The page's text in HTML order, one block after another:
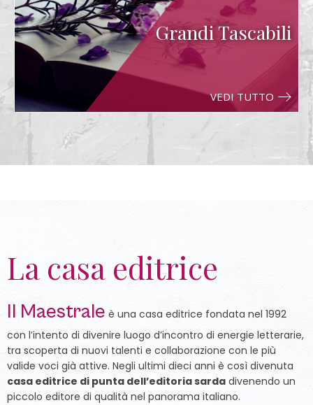
Grandi Tascabili
VEDI TUTTO
La casa editrice
Il Maestrale è una casa editrice fondata nel 1992
con l’intento di divenire luogo d’incontro di energie letterarie,
tra scoperta di nuovi talenti e collaborazione con le più
valide voci già attive. Negli ultimi dieci anni è così divenuta
casa editrice di punta dell’editoria sarda divenendo un
piccolo editore di qualità nel panorama italiano.